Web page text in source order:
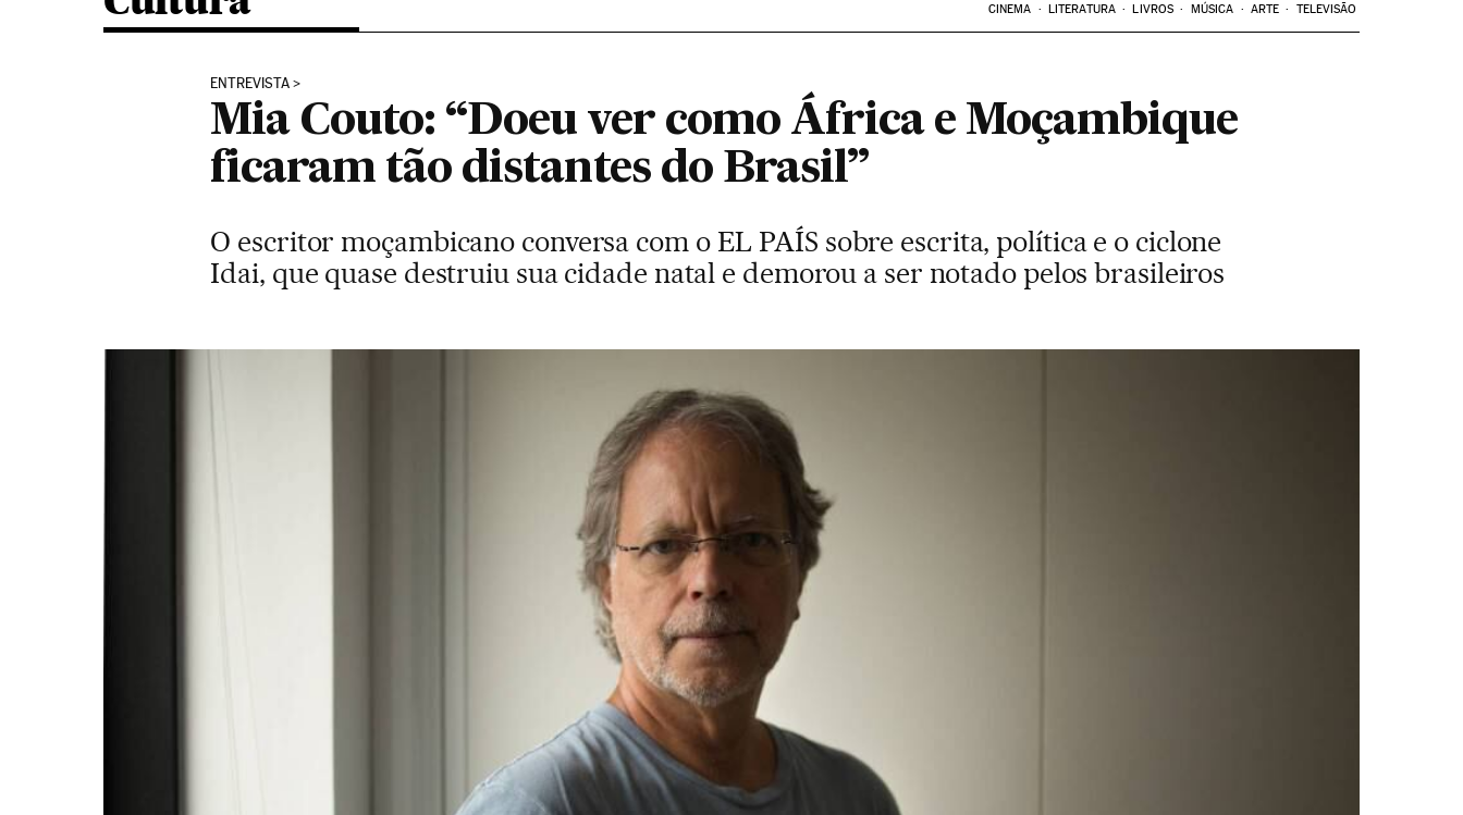
CINEMA LITERATURA LIVROS MÚSICA ARTE TELEVISÃO
ENTREVISTA
Mia Couto: “Doeu ver como África e Moçambique
ficaram tão distantes do Brasil”
O escritor moçambicano conversa com o EL PAÍS sobre escrita, política e o ciclone
Idai, que quase destruiu sua cidade natal e demorou a ser notado pelos brasileiros